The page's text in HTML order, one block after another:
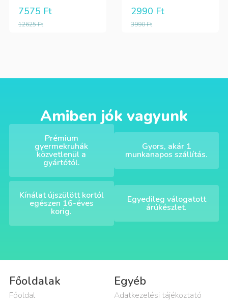
12625Ft
7575 Ft
3990Ft
2990 Ft
Amiben jók vagyunk
Prémium
gyermekruhák
közvetlenül a
gyártótól.
Gyors, akár 1
munkanapos szállítás.
Kínálat újszülött kortól
egészen 16-éves
korig.
Egyedileg válogatott
árúkészlet.
Főoldalak
Főoldal
Egyéb
Adatkezelési tájékoztató